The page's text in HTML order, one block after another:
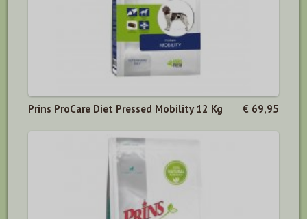
Prins ProCare Diet Pressed Mobility 12 Kg € 69,95